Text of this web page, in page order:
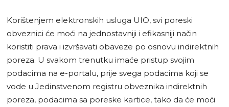
Korištenjem elektronskih usluga UIO, svi poreski
obveznici će moći na jednostavniji i efikasniji način
koristiti prava i izvršavati obaveze po osnovu indirektnih
poreza. U svakom trenutku imaće pristup svojim
podacima na e-portalu, prije svega podacima koji se
vode u Jedinstvenom registru obveznika indirektnih
poreza, podacima sa poreske kartice, tako da će moći